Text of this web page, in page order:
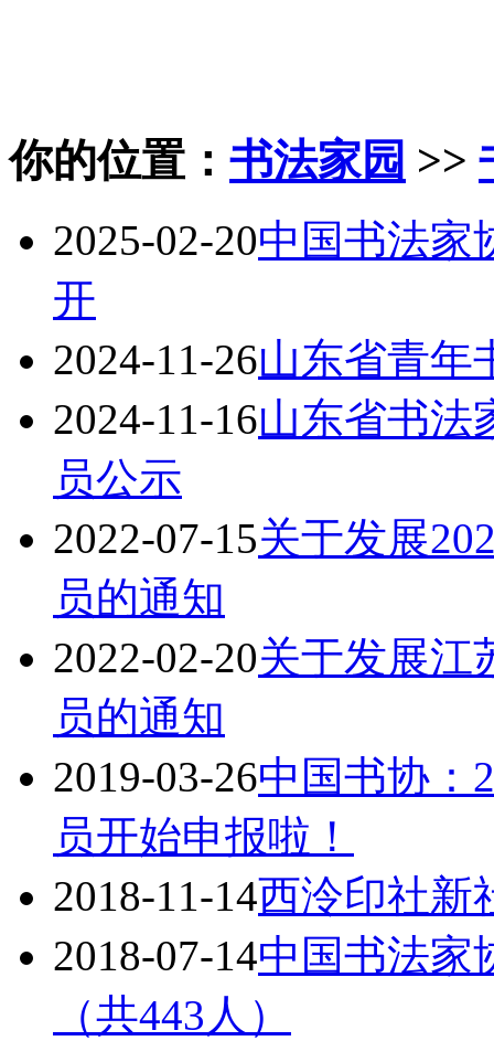
你的位置： 书法家园 >>
2025-02-20中国书法家
开
2024-11-26山东省青年
2024-11-16山东省书法
员公示
2022-07-15关于发展
员的通知
2022-02-20关于发展江
员的通知
2019-03-26中国书协：
员开始申报啦！
2018-11-14西泠印社新
2018-07-14中国书法家
（共443人）